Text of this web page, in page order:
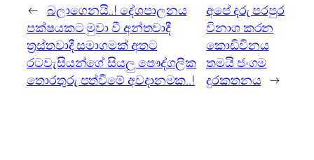
← බලාගෙනයි..! දේශපාලනය
පක්ෂයකට මුවා වී අන්තවාදී
ත්‍රස්තවාදී සමාගමක් අතට
රටවැසියන්ගේ සියලු පෞද්ගලික
තොරතුරු පත්වීමේ අවදානමක..!
අපේ දරු පරපුර
විනාශ කරන
කොඩිවිනය
තමයි ජංගම
දුරකතනය →